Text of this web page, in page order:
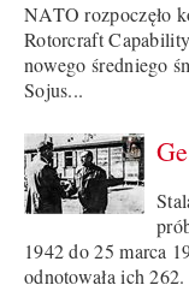
NATO rozpoczęło
Rotorcraft
nowego średniego
Sojus...
1942 do 25 marca
odnotowała ich